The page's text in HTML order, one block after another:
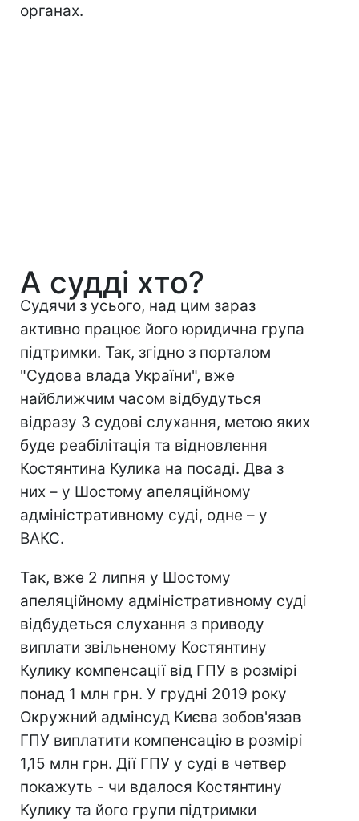
органах.
А судді хто?
Судячи з усього, над цим зараз
активно працює його юридична група
підтримки. Так, згідно з порталом
"Судова влада України", вже
найближчим часом відбудуться
відразу 3 судові слухання, метою яких
буде реабілітація та відновлення
Костянтина Кулика на посаді. Два з
них – у Шостому апеляційному
адміністративному суді, одне – у
ВАКС.
Так, вже 2 липня у Шостому
апеляційному адміністративному суді
відбудеться слухання з приводу
виплати звільненому Костянтину
Кулику компенсації від ГПУ в розмірі
понад 1 млн грн. У грудні 2019 року
Окружний адмінсуд Києва зобов'язав
ГПУ виплатити компенсацію в розмірі
1,15 млн грн. Дії ГПУ у суді в четвер
покажуть - чи вдалося Костянтину
Кулику та його групи підтримки